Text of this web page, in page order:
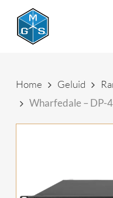
content
Home Geluid
Wharfedale – DP-